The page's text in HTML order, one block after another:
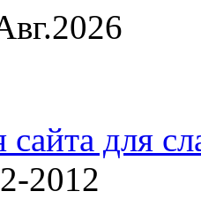
сайта для
2012